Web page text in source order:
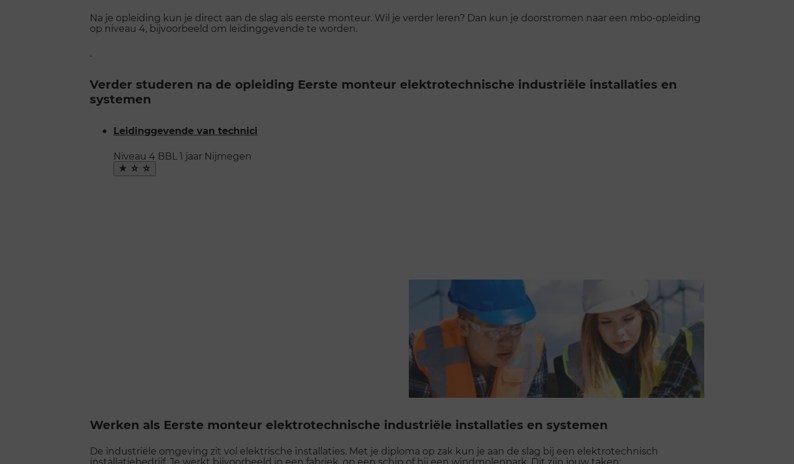
Na je opleiding kun je direct aan de slag als eerste monteur. Wil je verder leren? Dan kun je doorstromen naar een mbo-opleiding
op niveau 4, bijvoorbeeld om leidinggevende te worden.
.
Verder studeren na de opleiding Eerste monteur elektrotechnische industriële installaties en
systemen
Leidinggevende van technici
Niveau 4 BBL1 jaar Nijmegen
Maak
favoriet
Werken als Eerste monteur elektrotechnische industriële installaties en systemen
De industriële omgeving zit vol elektrische installaties. Met je diploma op zak kun je aan de slag bij een elektrotechnisch